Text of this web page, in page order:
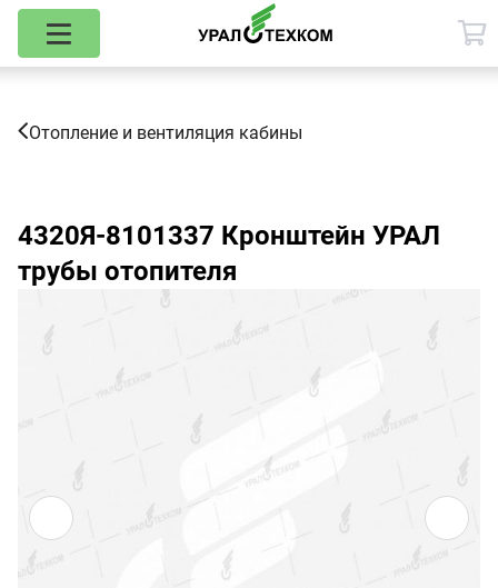
Отопление и вентиляция кабины
4320Я-8101337 Кронштейн УРАЛ
трубы отопителя